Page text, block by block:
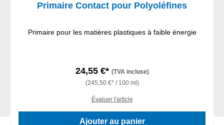
Primaire Contact pour Polyoléfines
Primaire pour les matières plastiques à faible énergie
24,55 €* (TVA incluse)
(245,50 €* / 100 ml)
Évaluer l'article
Ajouter au panier